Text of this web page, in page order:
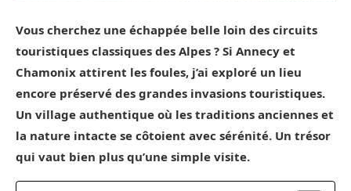
Vous cherchez une échappée belle loin des circuits
touristiques classiques des Alpes ? Si Annecy et
Chamonix attirent les foules, j’ai exploré un lieu
encore préservé des grandes invasions touristiques.
Un village authentique où les traditions anciennes et
la nature intacte se côtoient avec sérénité. Un trésor
qui vaut bien plus qu’une simple visite.